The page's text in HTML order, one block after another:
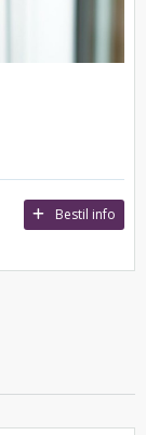
Bestil info